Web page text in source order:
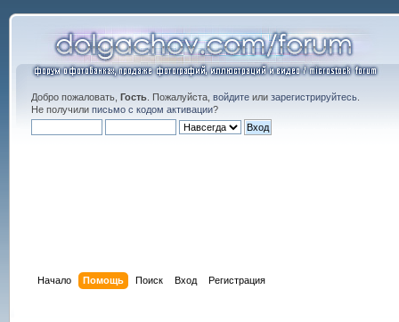
Добро пожаловать, Гость. Пожалуйста, войдитеили зарегистрируйтесь.
Не получили письмо с кодом активации?
Начало Помощь Поиск Вход Регистрация